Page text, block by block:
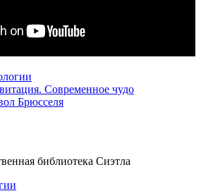
Современное чудо
Брюсселя